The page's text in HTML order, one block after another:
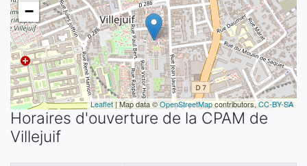
−
Leaflet| Map data ©OpenStreetMapcontributors, CC-BY-SA
Horaires d'ouverture de la CPAM de
Villejuif